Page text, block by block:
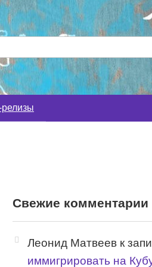
Свежие комментарии
Леонид Матвеев к
иммигрировать на